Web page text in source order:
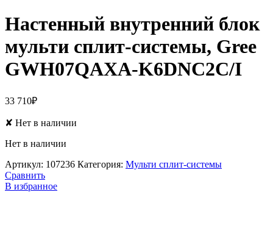
Настенный внутренний блок
мульти сплит-системы, Gree
GWH07QAXA-K6DNC2C/I
33 710₽
✘ Нет в наличии
Нет в наличии
Артикул: 107236 Категория: Мульти сплит-системы
Сравнить
В избранное